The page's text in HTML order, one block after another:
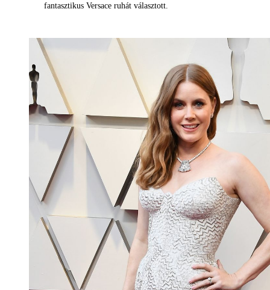
fantasztikus Versace ruhát választott.